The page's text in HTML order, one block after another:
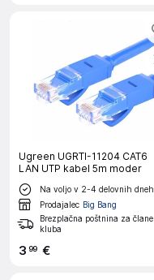
Ugreen UGRTI-11204 CAT6
LAN UTP kabel 5m moder
Na voljo v 2-4 delovnih dneh
Prodajalec Big Bang
Brezplačna poštnina za člane
kluba
3 99 €